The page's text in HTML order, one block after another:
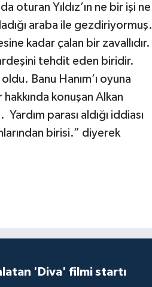
oturan Yıldız’ın ne bir işi ne
araba ile gezdiriyormuş.
kadar çalan bir zavallıdır.
tehdit eden biridir.
Banu Hanım’ı oyuna
konuşan Alkan
parası aldığı iddiası
birisi.” diyerek
'Diva' filmi startı